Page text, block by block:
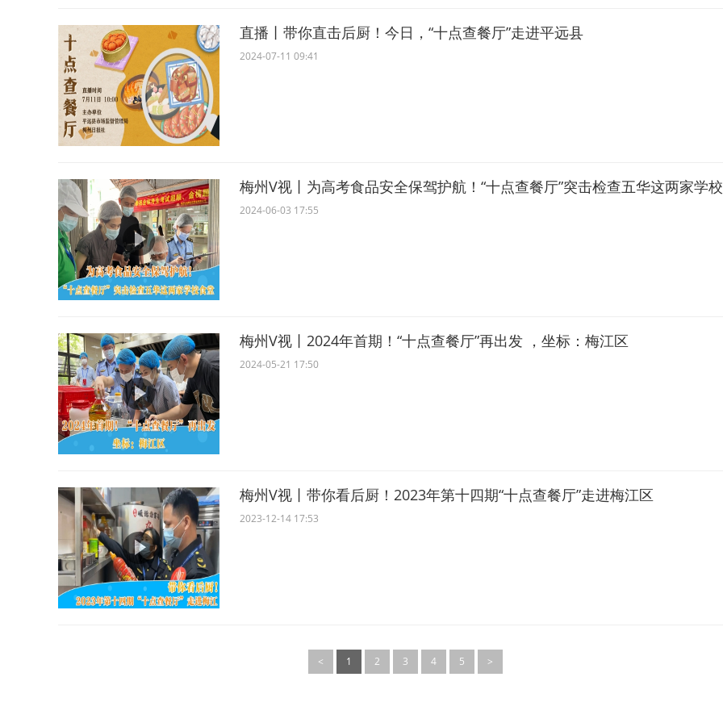
直播丨带你直击后厨！今日，“十点查餐厅”走进平远县
2024-07-11 09:41
梅州V视丨为高考食品安全保驾护航！“十点查餐厅”突击检查五华这两家学
2024-06-03 17:55
梅州V视丨2024年首期！“十点查餐厅”再出发 ，坐标：梅江区
2024-05-21 17:50
梅州V视丨带你看后厨！2023年第十四期“十点查餐厅”走进梅江区
2023-12-14 17:53
< 1 2 3 4 5 >